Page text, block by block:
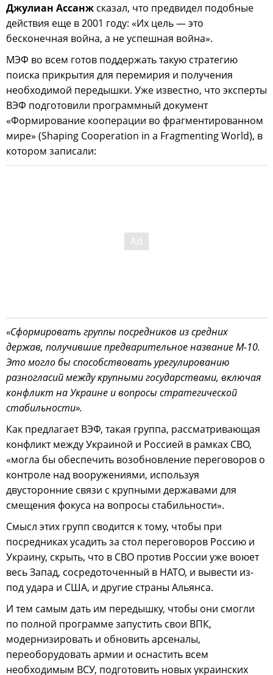
Джулиан Ассанж сказал, что предвидел подобные
действия еще в 2001 году: «Их цель — это
бесконечная война, а не успешная война».
МЭФ во всем готов поддержать такую стратегию
поиска прикрытия для перемирия и получения
необходимой передышки. Уже известно, что эксперты
ВЭФ подготовили программный документ
«Формирование кооперации во фрагментированном
мире» (Shaping Cooperation in a Fragmenting World), в
котором записали:
«Сформировать группы посредников из средних
держав, получившие предварительное название M-10.
Это могло бы способствовать урегулированию
разногласий между крупными государствами, включая
конфликт на Украине и вопросы стратегической
стабильности».
Как предлагает ВЭФ, такая группа, рассматривающая
конфликт между Украиной и Россией в рамках СВО,
«могла бы обеспечить возобновление переговоров о
контроле над вооружениями, используя
двусторонние связи с крупными державами для
смещения фокуса на вопросы стабильности».
Смысл этих групп сводится к тому, чтобы при
посредниках усадить за стол переговоров Россию и
Украину, скрыть, что в СВО против России уже воюет
весь Запад, сосредоточенный в НАТО, и вывести из-
под удара и США, и другие страны Альянса.
И тем самым дать им передышку, чтобы они смогли
по полной программе запустить свои ВПК,
модернизировать и обновить арсеналы,
переоборудовать армии и оснастить всем
необходимым ВСУ, подготовить новых украинских